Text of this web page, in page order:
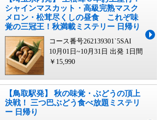
シャインマスカット・高級完熟マスク
メロン・松茸尽くしの昼食 これぞ味
覚の三冠王！秋満載ミステリー 日帰り
コース番号262139301`5SAI
10月01日~10月31日 出発 1日間
￥15,990
【鳥取駅発】 秋の味覚・ぶどうの頂上
決戦！ 三つ巴ぶどう食べ放題ミステリ
ー 日帰り